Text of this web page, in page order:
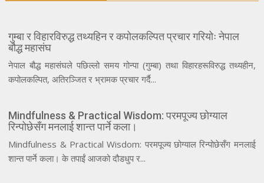
गुम्बा र विहारविरुद्ध तथ्यहिन र कपोलकल्पित प्रचार गरियोः नेपाल
बौद्ध महासंघ
नेपाल बौद्ध महासंघले पछिल्लो समय गोन्पा (गुम्बा) तथा विहारहरूविरुद्ध तथ्यहीन,
कपोलकल्पित, अतिरञ्जित र भ्रामक प्रचार गर्दै...
Mindfulness & Practical Wisdom: परमपूज्य छोग्याल
रिन्पोछेसँग मनलाई शान्त पार्ने कला।
Mindfulness & Practical Wisdom: परमपूज्य छोग्याल रिन्पोछेसँग मनलाई
शान्त पार्ने कला। के तपाईं आजको दौडधुप र...